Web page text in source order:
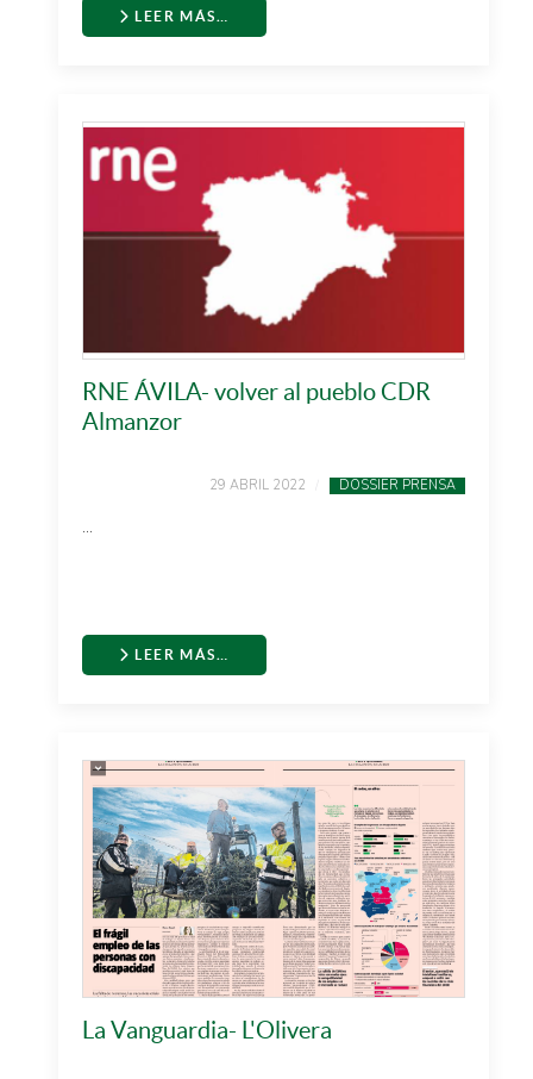
LEER MÁS…
RNE ÁVILA- volver al pueblo CDR
Almanzor
29 ABRIL 2022 DOSSIER PRENSA
...
LEER MÁS…
La Vanguardia- L'Olivera